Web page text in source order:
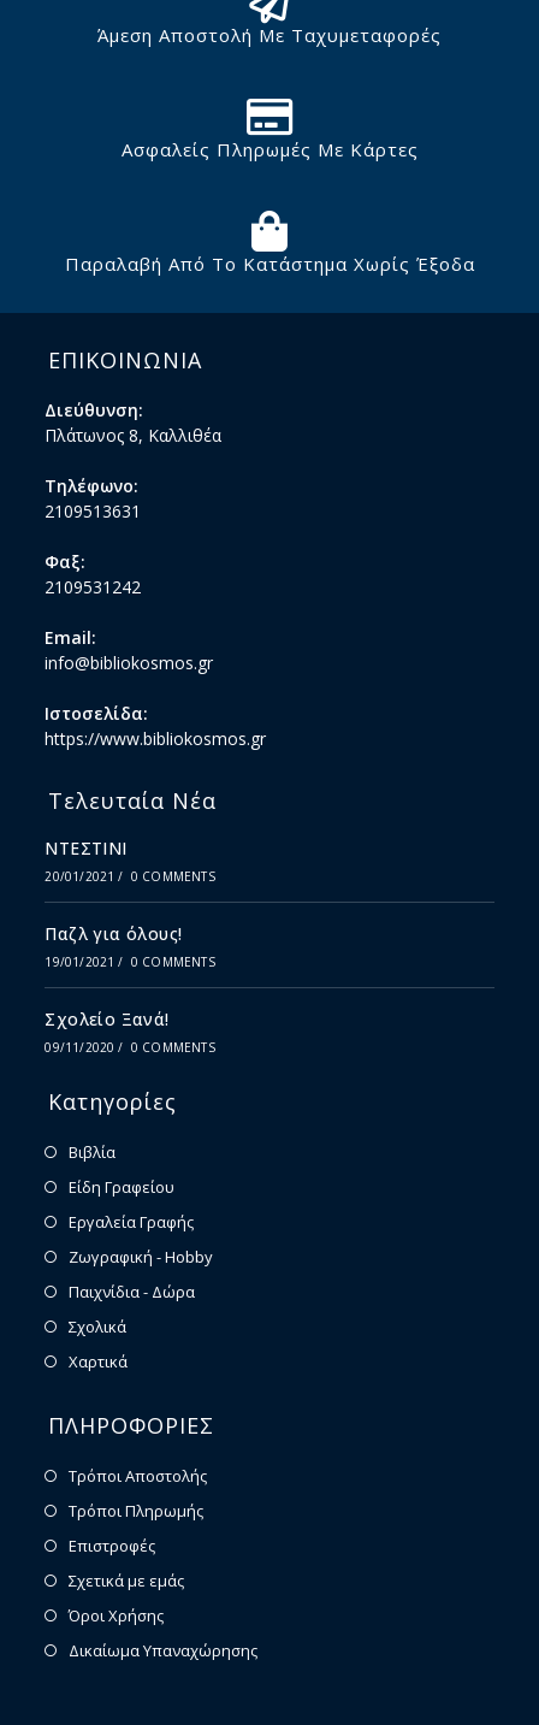
Άμεση Αποστολή Με Ταχυμεταφορές
Ασφαλείς Πληρωμές Με Κάρτες
Παραλαβή Από Το Κατάστημα Χωρίς Έξοδα
ΕΠΙΚΟΙΝΩΝΙΑ
Διεύθυνση:
Πλάτωνος 8, Καλλιθέα
Τηλέφωνο:
2109513631
Φαξ:
2109531242
Email:
info@bibliokosmos.gr
Ιστοσελίδα:
https://www.bibliokosmos.gr
Τελευταία Νέα
ΝΤΕΣΤΙΝΙ
20/01/2021 / 0 COMMENTS
Παζλ για όλους!
19/01/2021 / 0 COMMENTS
Σχολείο Ξανά!
09/11/2020 / 0 COMMENTS
Κατηγορίες
Βιβλία
Είδη Γραφείου
Εργαλεία Γραφής
Ζωγραφική - Hobby
Παιχνίδια - Δώρα
Σχολικά
Χαρτικά
ΠΛΗΡΟΦΟΡΙΕΣ
Τρόποι Αποστολής
Τρόποι Πληρωμής
Επιστροφές
Σχετικά με εμάς
Όροι Χρήσης
Δικαίωμα Υπαναχώρησης